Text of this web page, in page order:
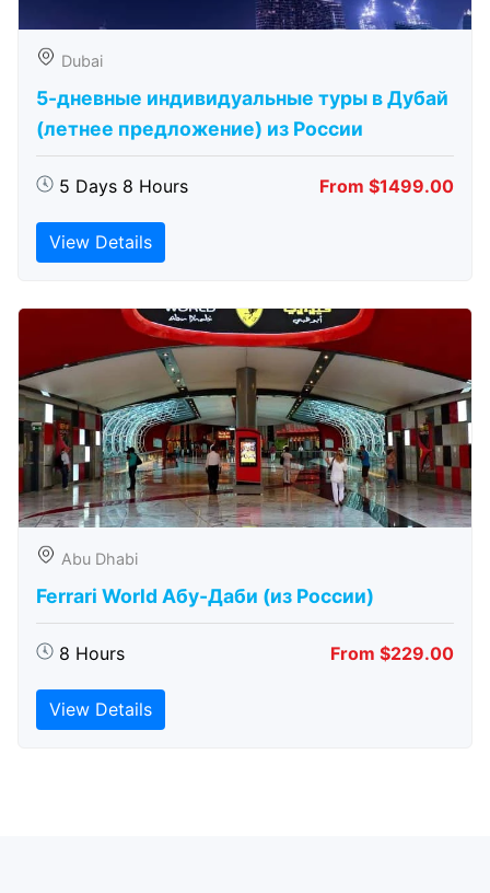
Dubai
5-дневные индивидуальные туры в Дубай
(летнее предложение) из России
5 Days 8 Hours From $1499.00
View Details
Abu Dhabi
Ferrari World Абу-Даби (из России)
8 Hours From $229.00
View Details